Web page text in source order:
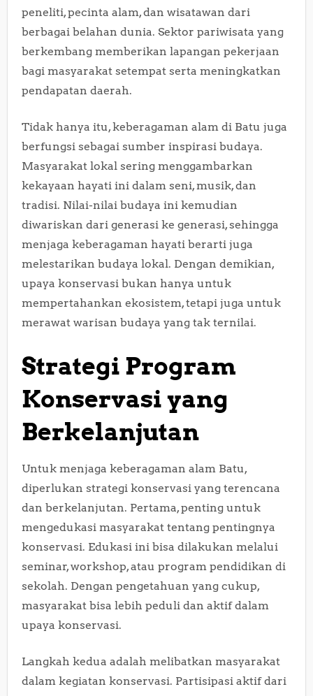
peneliti, pecinta alam, dan wisatawan dari
berbagai belahan dunia. Sektor pariwisata yang
berkembang memberikan lapangan pekerjaan
bagi masyarakat setempat serta meningkatkan
pendapatan daerah.
Tidak hanya itu, keberagaman alam di Batu juga
berfungsi sebagai sumber inspirasi budaya.
Masyarakat lokal sering menggambarkan
kekayaan hayati ini dalam seni, musik, dan
tradisi. Nilai-nilai budaya ini kemudian
diwariskan dari generasi ke generasi, sehingga
menjaga keberagaman hayati berarti juga
melestarikan budaya lokal. Dengan demikian,
upaya konservasi bukan hanya untuk
mempertahankan ekosistem, tetapi juga untuk
merawat warisan budaya yang tak ternilai.
Strategi Program
Konservasi yang
Berkelanjutan
Untuk menjaga keberagaman alam Batu,
diperlukan strategi konservasi yang terencana
dan berkelanjutan. Pertama, penting untuk
mengedukasi masyarakat tentang pentingnya
konservasi. Edukasi ini bisa dilakukan melalui
seminar, workshop, atau program pendidikan di
sekolah. Dengan pengetahuan yang cukup,
masyarakat bisa lebih peduli dan aktif dalam
upaya konservasi.
Langkah kedua adalah melibatkan masyarakat
dalam kegiatan konservasi. Partisipasi aktif dari